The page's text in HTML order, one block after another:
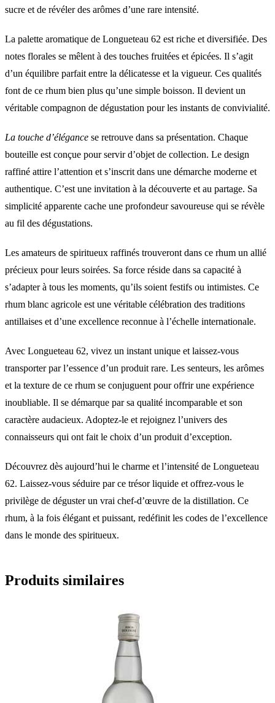
sucre et de révéler des arômes d’une rare intensité.
La palette aromatique de Longueteau 62 est riche et diversifiée. Des
notes florales se mêlent à des touches fruitées et épicées. Il s’agit
d’un équilibre parfait entre la délicatesse et la vigueur. Ces qualités
font de ce rhum bien plus qu’une simple boisson. Il devient un
véritable compagnon de dégustation pour les instants de convivialité.
La touche d’élégance se retrouve dans sa présentation. Chaque
bouteille est conçue pour servir d’objet de collection. Le design
raffiné attire l’attention et s’inscrit dans une démarche moderne et
authentique. C’est une invitation à la découverte et au partage. Sa
simplicité apparente cache une profondeur savoureuse qui se révèle
au fil des dégustations.
Les amateurs de spiritueux raffinés trouveront dans ce rhum un allié
précieux pour leurs soirées. Sa force réside dans sa capacité à
s’adapter à tous les moments, qu’ils soient festifs ou intimistes. Ce
rhum blanc agricole est une véritable célébration des traditions
antillaises et d’une excellence reconnue à l’échelle internationale.
Avec Longueteau 62, vivez un instant unique et laissez-vous
transporter par l’essence d’un produit rare. Les senteurs, les arômes
et la texture de ce rhum se conjuguent pour offrir une expérience
inoubliable. Il se démarque par sa qualité incomparable et son
caractère audacieux. Adoptez-le et rejoignez l’univers des
connaisseurs qui ont fait le choix d’un produit d’exception.
Découvrez dès aujourd’hui le charme et l’intensité de Longueteau
62. Laissez-vous séduire par ce trésor liquide et offrez-vous le
privilège de déguster un vrai chef-d’œuvre de la distillation. Ce
rhum, à la fois élégant et puissant, redéfinit les codes de l’excellence
dans le monde des spiritueux.
Produits similaires